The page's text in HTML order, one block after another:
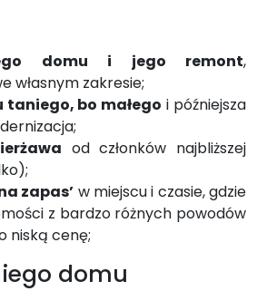
domu i jego remont,
własnym zakresie;
taniego, bo małego i późniejsza
od członków najbliższej
zapas’ w miejscu i czasie, gdzie
z bardzo różnych powodów
niską cenę;
domu